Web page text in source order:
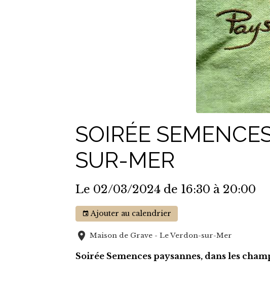
SOIRÉE
SUR-MER
Le 02/03/2024 de 16:30 à 20:00
Ajouter au calendrier
Maison de Grave - Le Verdon-sur-Mer
Soirée Semences paysannes, dans les